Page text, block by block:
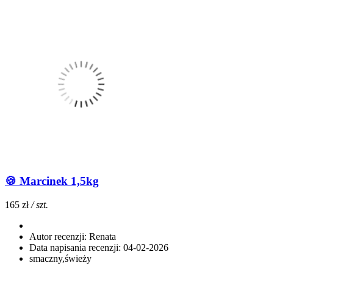
🍪 Marcinek 1,5kg
165 zł / szt.
Autor recenzji: Renata
Data napisania recenzji: 04-02-2026
smaczny,świeży